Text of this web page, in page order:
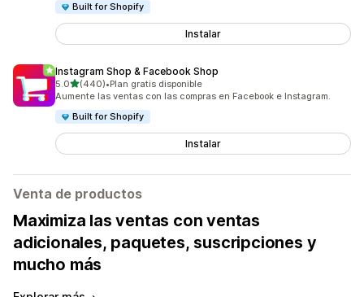
Built for Shopify
Instalar
Instagram Shop & Facebook Shop
5.0de 5 estrellas
(440)
440 reseñas en total
•Plan gratis disponible
Aumente las ventas con las compras en Facebook e Instagram.
Built for Shopify
Instalar
Venta de productos
Maximiza las ventas con ventas
adicionales, paquetes, suscripciones y
mucho más